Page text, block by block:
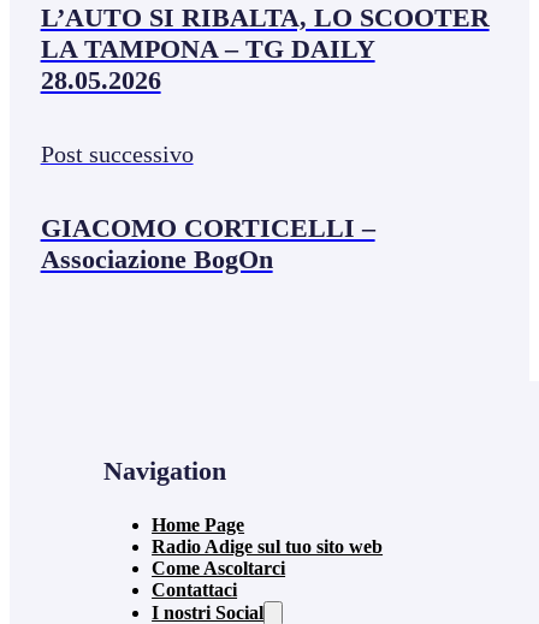
L’AUTO SI RIBALTA, LO SCOOTER
LA TAMPONA – TG DAILY
28.05.2026
Post successivo
GIACOMO CORTICELLI –
Associazione BogOn
Navigation
Home Page
Radio Adige sul tuo sito web
Come Ascoltarci
Contattaci
I nostri Social